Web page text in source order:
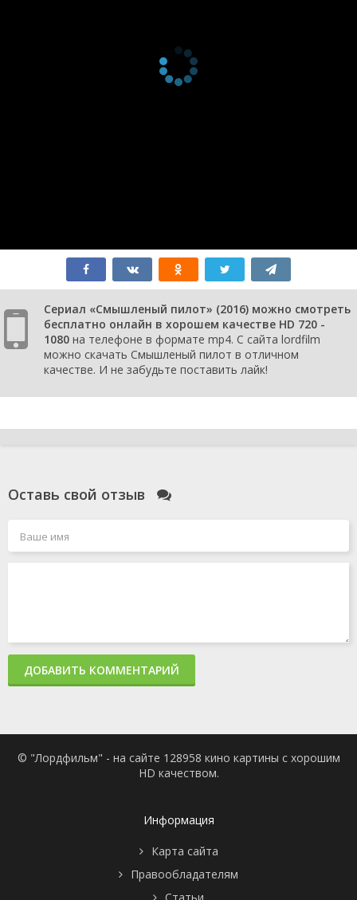
Сериал «Смышленый пилот» (2016) можно смотреть
бесплатно онлайн в хорошем качестве HD 720 -
1080 на телефоне в формате mp4. С сайта lordfilm
можно скачать Смышленый пилот в отличном
качестве. И не забудьте поставить лайк!
Оставь свой отзыв
ДОБАВИТЬ КОММЕНТАРИЙ
© "Лордфильм" - на сайте 128958 кино картины с хорошим
HD качеством.
Информация
Карта сайта
Правообладателям